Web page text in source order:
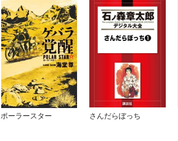
ポーラースター さんだらぼっち